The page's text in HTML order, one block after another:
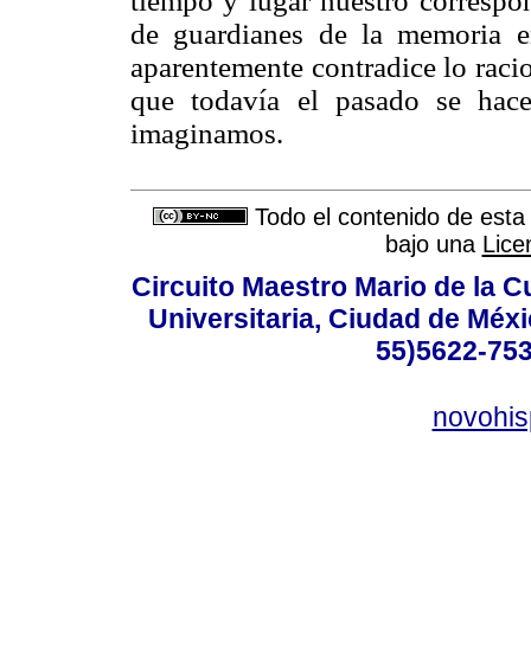
de guardianes de la memoria
aparentemente contradice lo
que todavía el pasado se
imaginamos.
Todo el contenido de
bajo una
Circuito Maestro Mario de la
Universitaria, Ciudad de
55)5622-